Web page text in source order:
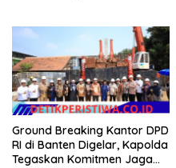
Ground Breaking Kantor DPD
RI di Banten Digelar, Kapolda
Tegaskan Komitmen Jaga